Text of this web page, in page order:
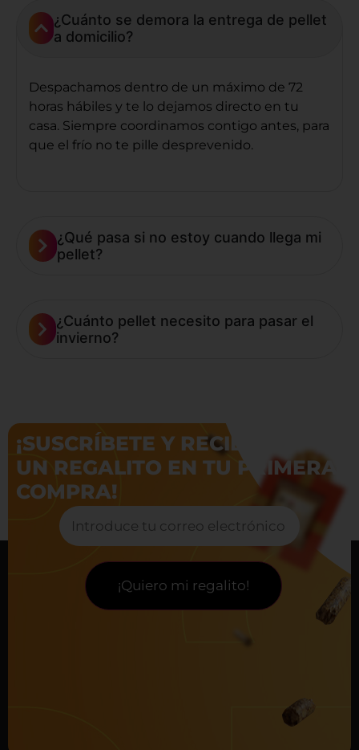
¿Cuánto se demora la entrega de pellet
a domicilio?
Despachamos dentro de un máximo de 72
horas hábiles y te lo dejamos directo en tu
casa. Siempre coordinamos contigo antes, para
que el frío no te pille desprevenido.
¿Qué pasa si no estoy cuando llega mi
pellet?
¿Cuánto pellet necesito para pasar el
invierno?
¡SUSCRÍBETE Y RECIBE
UN REGALITO EN TU PRIMERA
COMPRA!